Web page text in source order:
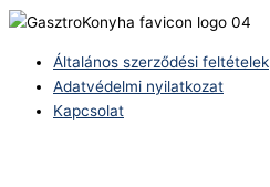
Általános szerződési feltételek
Adatvédelmi nyilatkozat
Kapcsolat